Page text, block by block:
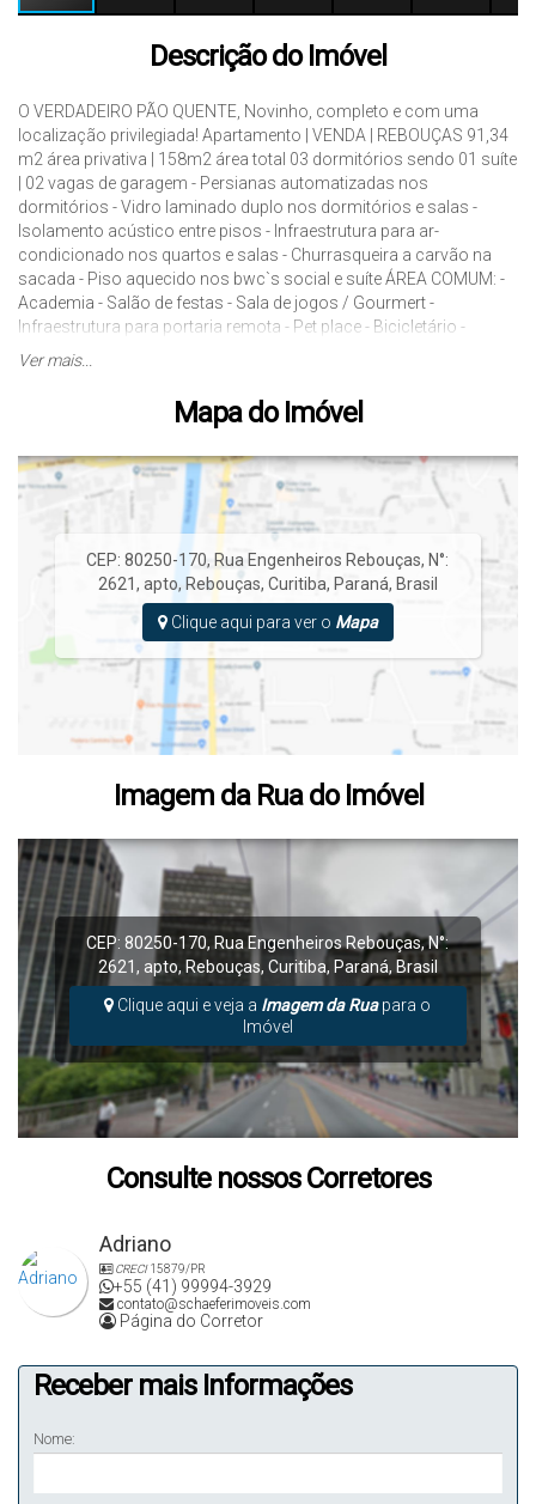
Descrição do Imóvel
O VERDADEIRO PÃO QUENTE, Novinho, completo e com uma
localização privilegiada! Apartamento | VENDA | REBOUÇAS 91,34
m2 área privativa | 158m2 área total 03 dormitórios sendo 01 suíte
| 02 vagas de garagem - Persianas automatizadas nos
dormitórios - Vidro laminado duplo nos dormitórios e salas -
Isolamento acústico entre pisos - Infraestrutura para ar-
condicionado nos quartos e salas - Churrasqueira a carvão na
sacada - Piso aquecido nos bwc`s social e suíte ÁREA COMUM: -
Academia - Salão de festas - Sala de jogos / Gourmert -
Infraestrutura para portaria remota - Pet place - Bicicletário -
Sistema de monitoramento CFTV - vagas para visitantes - vaga
Ver mais...
Mapa do Imóvel
CEP: 80250-170, Rua Engenheiros Rebouças, N°:
2621, apto, Rebouças, Curitiba, Paraná, Brasil
Clique aqui para ver o Mapa
Imagem da Rua do Imóvel
CEP: 80250-170,Rua Engenheiros Rebouças,N°:
2621 , apto, Rebouças, Curitiba, Paraná, Brasil
Clique aqui e veja a Imagem da Ruapara o
Imóvel
Consulte nossos Corretores
Adriano
CRECI15879/PR
+55 (41) 99994-3929
contato@schaeferimoveis.com
Página do Corretor
Receber mais Informações
Nome: